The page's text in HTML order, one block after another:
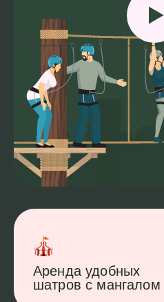
Аренда удобных
шатров с мангалом